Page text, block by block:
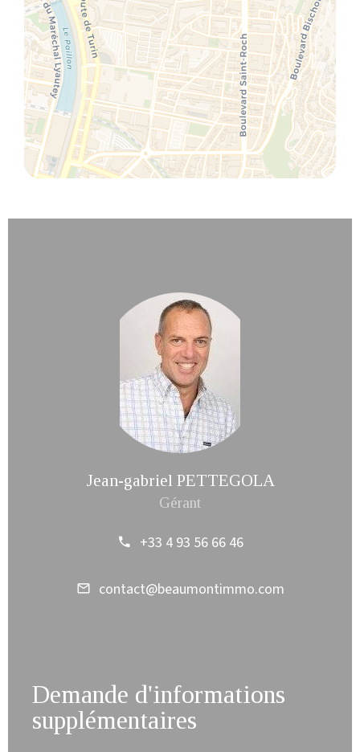
Jean-gabriel PETTEGOLA
Gérant
+33 4 93 56 66 46
contact@beaumontimmo.com
Demande d'informations
supplémentaires